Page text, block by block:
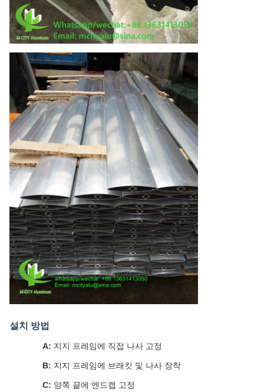
설치 방법
A: 지지 프레임에 직접 나사 고정
B: 지지 프레임에 브래킷 및 나사 장착
C: 양쪽 끝에 엔드캡 고정